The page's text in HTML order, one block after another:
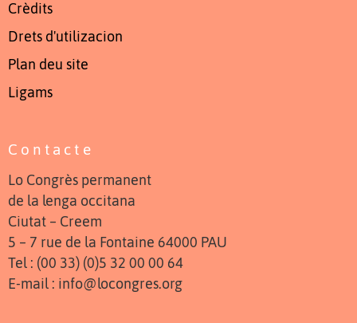
Crèdits
Drets d'utilizacion
Plan deu site
Ligams
Contacte
Lo Congrès permanent
de la lenga occitana
Ciutat – Creem
5 – 7 rue de la Fontaine 64000 PAU
Tel : (00 33) (0)5 32 00 00 64
E-mail : info@locongres.org